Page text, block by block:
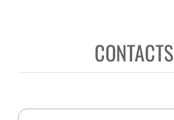
CONTACTS